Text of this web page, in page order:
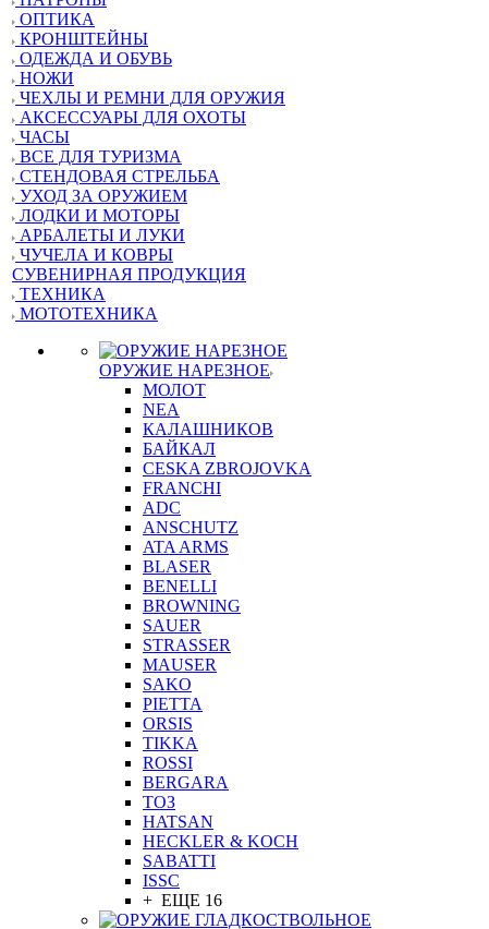
ОПТИКА
КРОНШТЕЙНЫ
ОДЕЖДА И ОБУВЬ
НОЖИ
ЧЕХЛЫ И РЕМНИ ДЛЯ ОРУЖИЯ
АКСЕССУАРЫ ДЛЯ ОХОТЫ
ЧАСЫ
ВСЕ ДЛЯ ТУРИЗМА
СТЕНДОВАЯ СТРЕЛЬБА
УХОД ЗА ОРУЖИЕМ
ЛОДКИ И МОТОРЫ
АРБАЛЕТЫ И ЛУКИ
ЧУЧЕЛА И КОВРЫ
СУВЕНИРНАЯ ПРОДУКЦИЯ
ТЕХНИКА
МОТОТЕХНИКА
ОРУЖИЕ НАРЕЗНОЕ
МОЛОТ
NEA
КАЛАШНИКОВ
БАЙКАЛ
CESKA ZBROJOVKA
FRANCHI
ADC
ANSCHUTZ
ATA ARMS
BLASER
BENELLI
BROWNING
SAUER
STRASSER
MAUSER
SAKO
PIETTA
ORSIS
TIKKA
ROSSI
BERGARA
ТОЗ
HATSAN
HECKLER & KOCH
SABATTI
ISSC
+ ЕЩЕ 16